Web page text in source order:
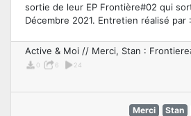
sortie de leur EP Frontière#02 qui
Décembre 2021. Entretien réalisé par
Active & Moi // Merci, Stan :
0 6 24
Merci Stan